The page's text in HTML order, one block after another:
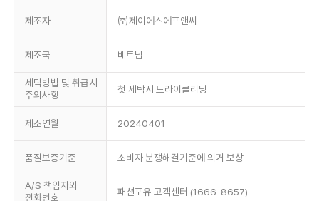
제조자 ㈜제이에스에프앤씨
제조국 베트남
세탁방법 및 취급시
주의사항
첫 세탁시 드라이클리닝
제조연월 20240401
품질보증기준 소비자 분쟁해결기준에 의거 보상
A/S 책임자와
전화번호
패션포유 고객센터 (1666-8657)